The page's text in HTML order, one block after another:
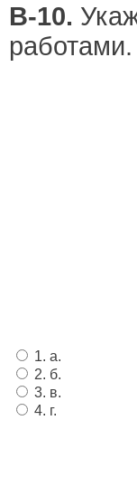
В-10.
работами.
1. а.
2. б.
3. в.
4. г.